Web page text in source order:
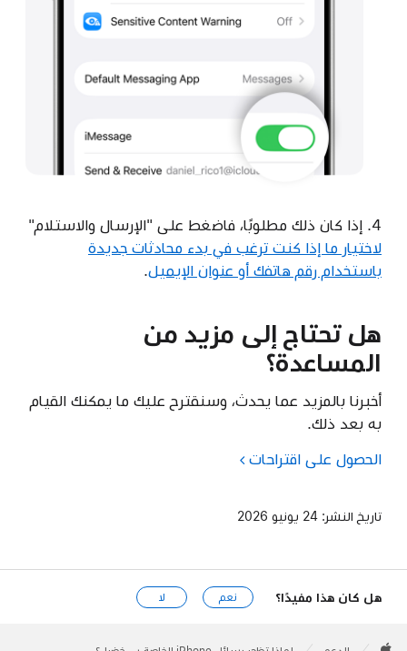
4. إذا كان ذلك مطلوبًا، فاضغط على "الإرسال والاستلام"
لاختيار ما إذا كنت ترغب في بدء محادثات جديدة
باستخدام رقم هاتفك أو عنوان الإيميل.
هل تحتاج إلى مزيد من
المساعدة؟
أخبرنا بالمزيد عما يحدث، وسنقترح عليك ما يمكنك القيام
به بعد ذلك.
الحصول على اقتراحات
تاريخ النشر: 24 يونيو 2026
هل كان هذا مفيدًا؟ نعم لا
Footer
